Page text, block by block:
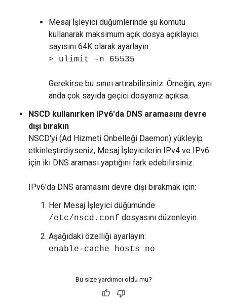
Mesaj İşleyici düğümlerinde şu komutu
kullanarak maksimum açık dosya açıklayıcı
sayısını 64K olarak ayarlayın:
> ulimit -n 65535
Gerekirse bu sınırı artırabilirsiniz. Örneğin, aynı
anda çok sayıda geçici dosyanız açıksa.
NSCD kullanırken IPv6'da DNS aramasını devre
dışı bırakın
NSCD'yi (Ad Hizmeti Önbelleği Daemon) yükleyip
etkinleştirdiyseniz, Mesaj İşleyicilerin IPv4 ve IPv6
için iki DNS araması yaptığını fark edebilirsiniz.
IPv6'da DNS aramasını devre dışı bırakmak için:
Her Mesaj İşleyici düğümünde
/etc/nscd.conf dosyasını düzenleyin.
Aşağıdaki özelliği ayarlayın:
enable-cache hosts no
Bu size yardımcı oldu mu?